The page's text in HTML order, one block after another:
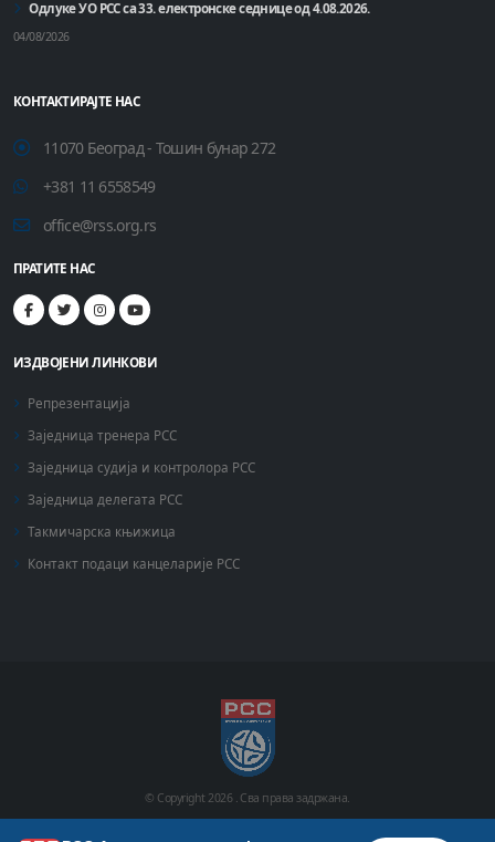
Одлуке УО РСС са 33. електронске седнице од 4.08.2026.
04/08/2026
КОНТАКТИРАЈТЕ НАС
11070 Београд - Тошин бунар 272
+381 11 6558549
office@rss.org.rs
ПРАТИТЕ НАС
ИЗДВОЈЕНИ ЛИНКОВИ
Репрезентација
Заједница тренера РСС
Заједница судија и контролора РСС
Заједница делегата РСС
Такмичарска књижица
Контакт подаци канцеларије РСС
© Copyright2026 . Сва права задржана.